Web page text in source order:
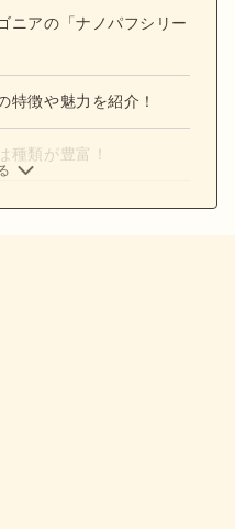
ニアの「ナノパフシリー
特徴や魅力を紹介！
種類が豊富！